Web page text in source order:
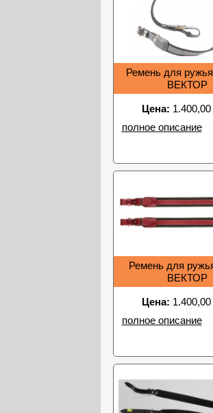
Ремень для
ВЕКТОР
Цена:
полное описание
Ремень для
ВЕКТОР
Цена:
полное описание